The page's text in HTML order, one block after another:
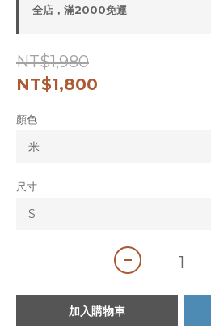
全店，滿2000免運
NT$1,980
NT$1,800
顏色
尺寸
加入購物車